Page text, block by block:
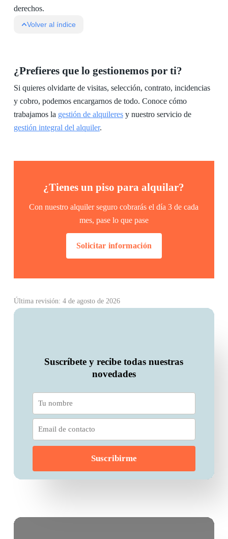
derechos.
Volver al índice
¿Prefieres que lo gestionemos por ti?
Si quieres olvidarte de visitas, selección, contrato, incidencias
y cobro, podemos encargarnos de todo. Conoce cómo
trabajamos la gestión de alquileresy nuestro servicio de
gestión integral del alquiler.
¿Tienes un piso para alquilar?
Con nuestro alquiler seguro cobrarás el día 3 de cada
mes, pase lo que pase
Solicitar información
Última revisión: 4 de agosto de 2026
Suscríbete y recibe todas nuestras
novedades